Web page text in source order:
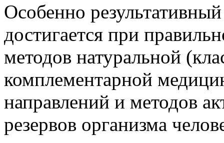
Особенно
достигается при
методов натуральной
комплементарной
направлений и методов
резервов организма